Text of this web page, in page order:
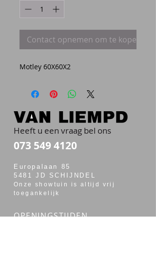
Contact opnemen om te kopen
Motley 60X60X2
Heeft u een vraag bel ons
073 549 4120
Europalaan 85
5481 JD SCHIJNDEL
Onze showtuin is altijd vrij
toegankelijk
OPENINGSTIJDEN